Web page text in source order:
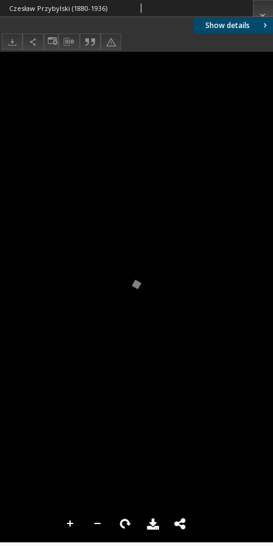
Show details
Czesław Przybylski (1880-1936)